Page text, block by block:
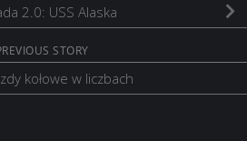
2.0: USS Alaska
STORY
kołowe w liczbach